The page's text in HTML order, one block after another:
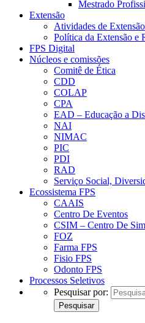
Mestrado
Extensão
Atividades de
Política da Extensão e
FPS Digital
Núcleos e comissões
Comitê de Ética
CDD
COLAP
CPA
EAD – Educação a
NAI
NIMAC
PIC
PDI
RAD
Serviço Social,
Ecossistema FPS
CAAIS
Centro De Eventos
CSIM – Centro De
FOZ
Farma FPS
Fisio FPS
Odonto FPS
Processos Seletivos
Pesquisar por: